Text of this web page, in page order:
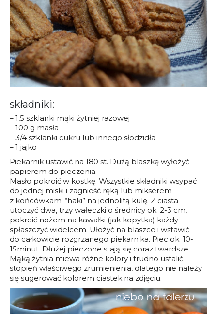
składniki:
– 1,5 szklanki mąki żytniej razowej
– 100 g masła
– 3/4 szklanki cukru lub innego słodzidła
– 1 jajko
Piekarnik ustawić na 180 st. Dużą blaszkę wyłożyć
papierem do pieczenia.
Masło pokroić w kostkę. Wszystkie składniki wsypać
do jednej miski i zagnieść ręką lub mikserem
z końcówkami “haki” na jednolitą kulę. Z ciasta
utoczyć dwa, trzy wałeczki o średnicy ok. 2-3 cm,
pokroić nożem na kawałki (jak kopytka) każdy
spłaszczyć widelcem. Ułożyć na blaszce i wstawić
do całkowicie rozgrzanego piekarnika. Piec ok. 10-
15minut. Dłużej pieczone stają się coraz twardsze.
Mąką żytnia miewa różne kolory i trudno ustalić
stopień właściwego zrumienienia, dlatego nie należy
się sugerować kolorem ciastek na zdjęciu.